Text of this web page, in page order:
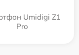
Umidigi Z1
Pro